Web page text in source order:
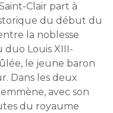
Clair part à
du début du
la noblesse
duo Louis XIII-
le jeune baron
Dans les deux
avec son
du royaume